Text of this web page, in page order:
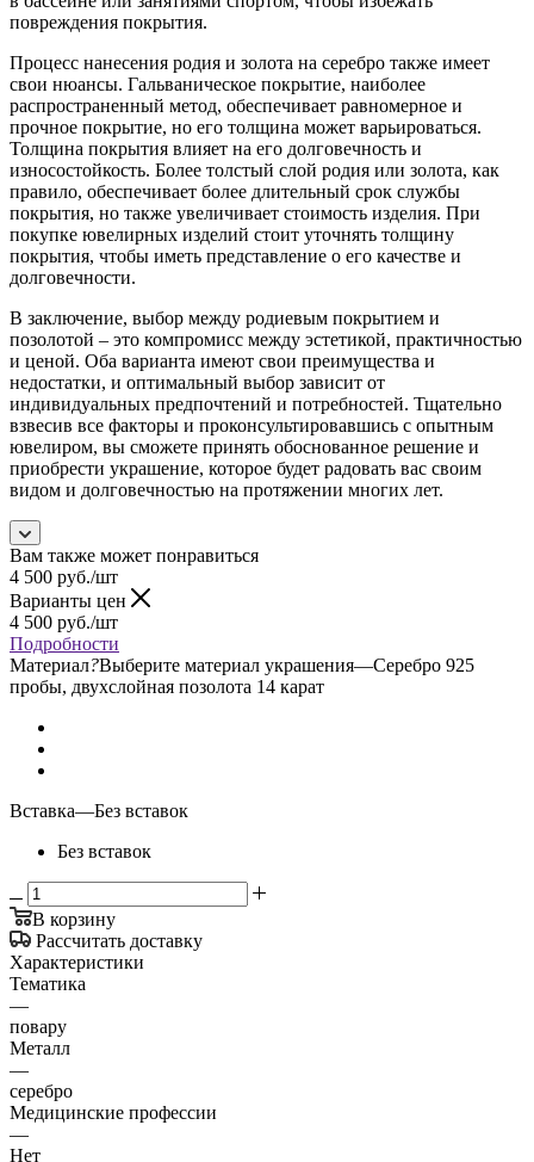
повреждения покрытия.
Процесс нанесения родия и золота на серебро также имеет
свои нюансы. Гальваническое покрытие, наиболее
распространенный метод, обеспечивает равномерное и
прочное покрытие, но его толщина может варьироваться.
Толщина покрытия влияет на его долговечность и
износостойкость. Более толстый слой родия или золота, как
правило, обеспечивает более длительный срок службы
покрытия, но также увеличивает стоимость изделия. При
покупке ювелирных изделий стоит уточнять толщину
покрытия, чтобы иметь представление о его качестве и
долговечности.
В заключение, выбор между родиевым покрытием и
позолотой – это компромисс между эстетикой, практичностью
и ценой. Оба варианта имеют свои преимущества и
недостатки, и оптимальный выбор зависит от
индивидуальных предпочтений и потребностей. Тщательно
взвесив все факторы и проконсультировавшись с опытным
ювелиром, вы сможете принять обоснованное решение и
приобрести украшение, которое будет радовать вас своим
видом и долговечностью на протяжении многих лет.
Вам также может понравиться
4 500 руб./шт
Варианты цен
4 500 руб./шт
Подробности
Материал?Выберите материал украшения—Серебро 925
пробы, двухслойная позолота 14 карат
Вставка—Без вставок
Без вставок
В корзину
Рассчитать доставку
Характеристики
Тематика
—
повару
Металл
—
серебро
Медицинские профессии
—
Нет